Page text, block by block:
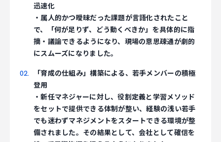
迅速化
・属人的かつ曖昧だった課題が言語化されたこと
で、「何が足りず、どう動くべきか」を具体的に指
摘・議論できるようになり、現場の意思疎通が劇的
にスムーズになりました。
「育成の仕組み」構築による、若手メンバーの積極
登用
・新任マネジャーに対し、役割定義と学習メソッド
をセットで提供できる体制が整い、経験の浅い若手
でも迷わずマネジメントをスタートできる環境が整
備されました。その結果として、会社として確信を